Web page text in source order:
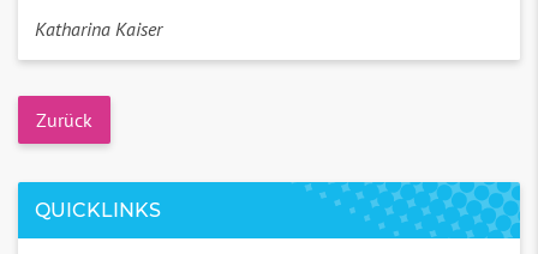
Katharina Kaiser
Zurück
QUICKLINKS